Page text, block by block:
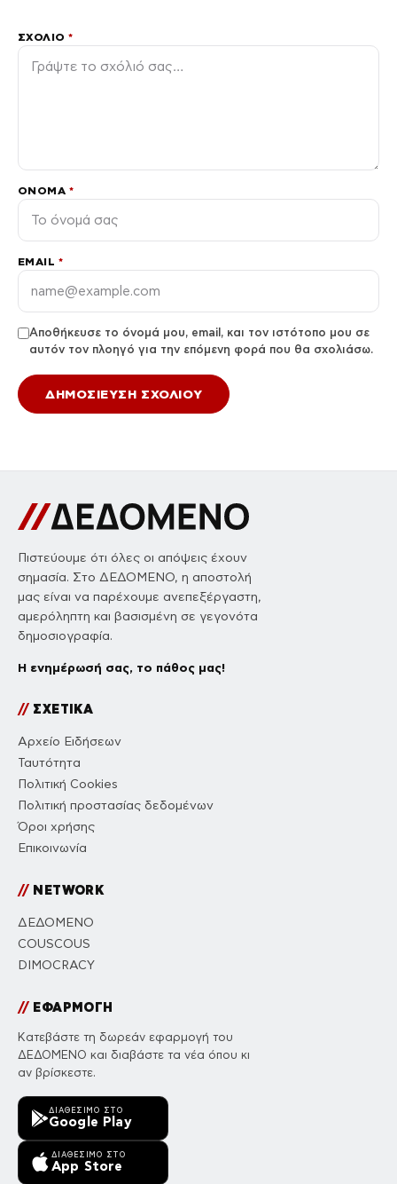
ΣΧΌΛΙΟ*
ΌΝΟΜΑ *
EMAIL *
Αποθήκευσε το όνομά μου, email, και τον ιστότοπο μου σε
αυτόν τον πλοηγό για την επόμενη φορά που θα σχολιάσω.
Πιστεύουμε ότι όλες οι απόψεις έχουν
σημασία. Στο ΔΕΔΟΜΕΝΟ, η αποστολή
μας είναι να παρέχουμε ανεπεξέργαστη,
αμερόληπτη και βασισμένη σε γεγονότα
δημοσιογραφία.
Η ενημέρωσή σας, το πάθος μας!
//ΣΧΕΤΙΚΑ
Αρχείο Ειδήσεων
Ταυτότητα
Πολιτική Cookies
Πολιτική προστασίας δεδομένων
Όροι χρήσης
Επικοινωνία
//NETWORK
ΔΕΔΟΜΕΝΟ
COUSCOUS
DIMOCRACY
//ΕΦΑΡΜΟΓΗ
Κατεβάστε τη δωρεάν εφαρμογή του
ΔΕΔΟΜΕΝΟ και διαβάστε τα νέα όπου κι
αν βρίσκεστε.
ΔΙΑΘΈΣΙΜΟ ΣΤΟ
Google Play
ΔΙΑΘΈΣΙΜΟ ΣΤΟ
App Store